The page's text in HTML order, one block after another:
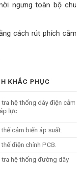
ngưng toàn bộ chu
cách rút phích cắm
KHẮC PHỤC
tra hệ thống dây điện cảm
lực.
cảm biến áp suất.
điện chính PCB.
tra hệ thống đường dây